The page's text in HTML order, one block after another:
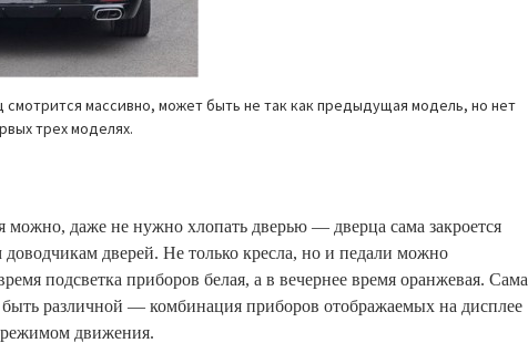
массивно, может быть не так как предыдущая модель, но нет
трех моделях.
можно, даже не нужно хлопать дверью — дверца сама закроется
доводчикам дверей. Не только кресла, но и педали можно
подсветка приборов белая, а в вечернее время оранжевая. Сама
различной — комбинация приборов отображаемых на дисплее
движения.